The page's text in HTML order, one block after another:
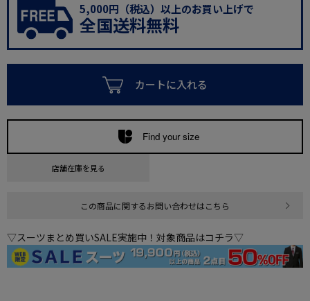
5,000円（税込）以上のお買い上げで
全国送料無料
カートに入れる
Find your size
店舗在庫を見る
この商品に関するお問い合わせはこちら
▽スーツまとめ買いSALE実施中！対象商品はコチラ▽